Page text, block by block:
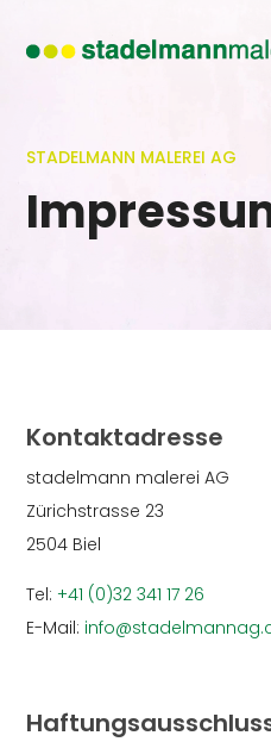
STADELMANN MALEREI AG
Kontaktadresse
stadelmann malerei AG
Zürichstrasse 23
2504 Biel
Tel:+41 (0)32 341 17 26
E-Mail: